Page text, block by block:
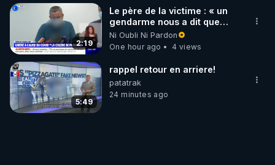
2:19
Le père de la victime : « un
gendarme nous a dit que
c'était une libération
anticipée Covid-19 »
Ni Oubli Ni Pardon
One hour ago
4 views
5:49
rappel retour en arriere!
patatrak
24 minutes ago